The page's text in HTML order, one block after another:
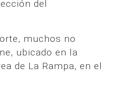
del
muchos no
ubicado en la
de La Rampa, en el